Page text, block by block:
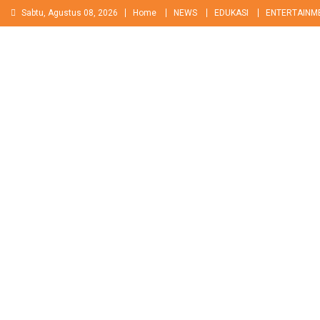
Skip
to
Sabtu, Agustus 08, 2026 Home NEWS EDUKASI